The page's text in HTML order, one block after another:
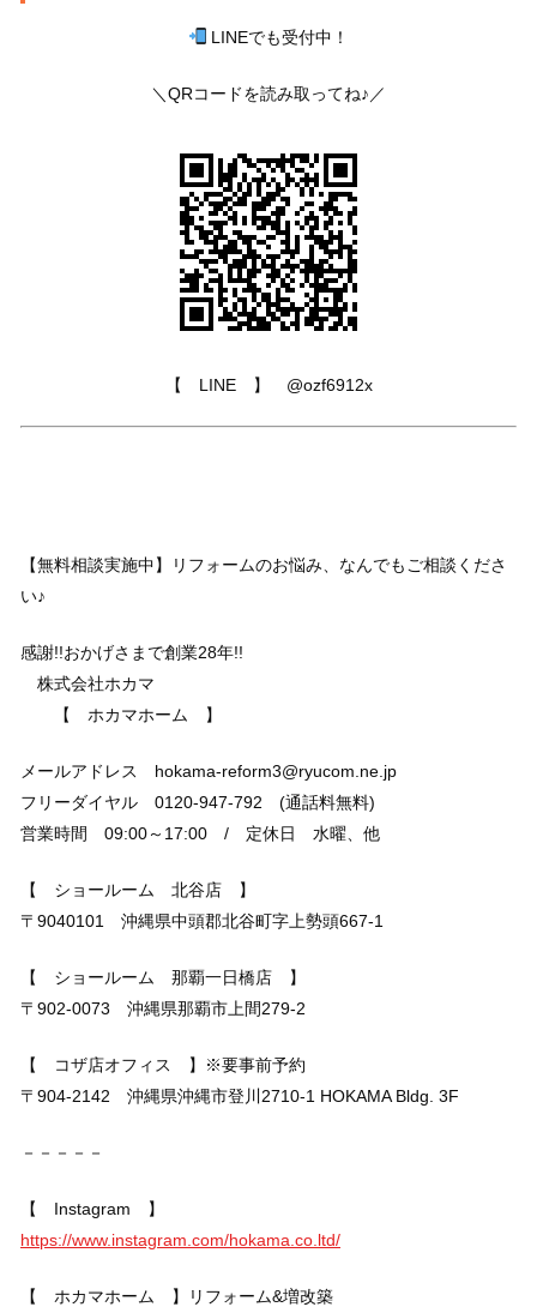
LINEでも受付中！
＼QRコードを読み取ってね♪／
【 LINE 】 @ozf6912x
【無料相談実施中】リフォームのお悩み、なんでもご相談くださ
い♪
感謝!!おかげさまで創業28年!!
株式会社ホカマ
【 ホカマホーム 】
メールアドレス hokama-reform3@ryucom.ne.jp
フリーダイヤル 0120-947-792 (通話料無料)
営業時間 09:00～17:00 / 定休日 水曜、他
【 ショールーム 北谷店 】
〒9040101 沖縄県中頭郡北谷町字上勢頭667-1
【 ショールーム 那覇一日橋店 】
〒902-0073 沖縄県那覇市上間279-2
【 コザ店オフィス 】※要事前予約
〒904-2142 沖縄県沖縄市登川2710-1 HOKAMA Bldg. 3F
－－－－－
【 Instagram 】
https://www.instagram.com/hokama.co.ltd/
【 ホカマホーム 】リフォーム&増改築